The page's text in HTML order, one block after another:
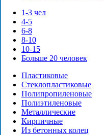
1-3 чел
4-5
6-8
8-10
10-15
Больше 20 человек
Пластиковые
Стеклопластиковые
Полипропиленовые
Полиэтиленовые
Металлические
Кирпичные
Из бетонных колец